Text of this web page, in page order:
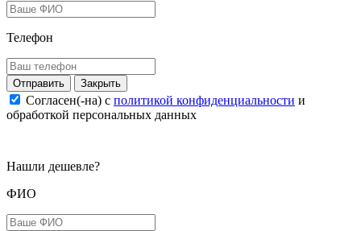
Телефон
Закрыть
Согласен(-на) c политикой конфиденциальности и
обработкой персональных данных
Нашли дешевле?
ФИО